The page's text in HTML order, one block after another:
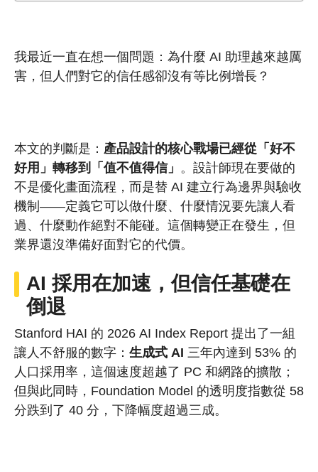
我最近一直在想一個問題：為什麼 AI 助理越來越厲
害，但人們對它的信任感卻沒有等比例增長？
本文的判斷是： 產品設計的核心戰場已經從「好不
好用」轉移到「值不值得信」 。設計師現在要做的
不是優化畫面流程，而是替 AI 建立行為邊界與驗收
機制——定義它可以做什麼、什麼情況要先讓人看
過、什麼動作絕對不能碰。這個轉變正在發生，但
業界還沒準備好面對它的代價。
AI 採用在加速，但信任基礎在
倒退
Stanford HAI 的 2026 AI Index Report 提出了一組
讓人不舒服的數字： 生成式 AI 三年內達到 53% 的
人口採用率，這個速度超越了 PC 和網路的擴散；
但與此同時，Foundation Model 的透明度指數從 58
分跌到了 40 分，下降幅度超過三成。